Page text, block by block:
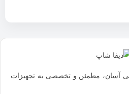
آسان، مطمئن و تخصصی به تجهیزات